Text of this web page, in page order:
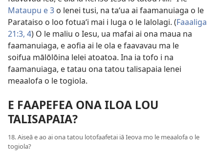
Mataupu e 3 o lenei tusi, na taʻua ai faamanuiaga o le
Parataiso o loo fotuaʻi mai i luga o le lalolagi. (Faaaliga
21:3, 4) O le maliu o Iesu, ua mafai ai ona maua na
faamanuiaga, e aofia ai le ola e faavavau ma le
soifua mālōlōina lelei atoatoa. Ina ia tofo i na
faamanuiaga, e tatau ona tatou talisapaia lenei
meaalofa o le togiola.
E FAAPEFEA ONA ILOA LOU
TALISAPAIA?
18. Aiseā e ao ai ona tatou lotofaafetai iā Ieova mo le meaalofa o le
togiola?